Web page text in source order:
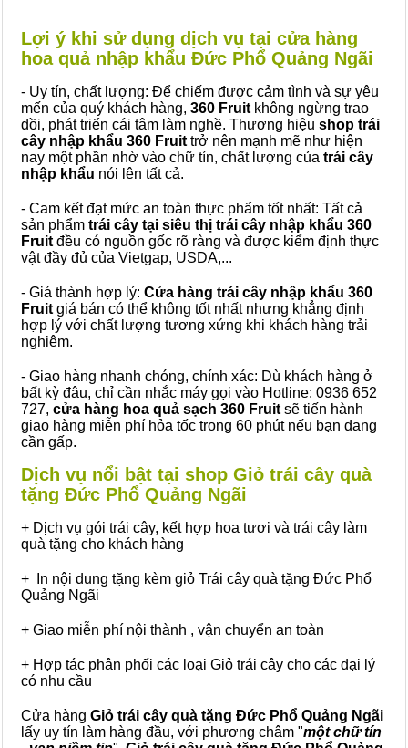
Lợi ý khi sử dụng dịch vụ tại cửa hàng
hoa quả nhập khẩu Đức Phổ Quảng Ngãi
- Uy tín, chất lượng: Để chiếm được cảm tình và sự yêu
mến của quý khách hàng, 360 Fruit không ngừng trao
dồi, phát triển cái tâm làm nghề. Thương hiệu shop trái
cây nhập khẩu 360 Fruit trở nên mạnh mẽ như hiện
nay một phần nhờ vào chữ tín, chất lượng của trái cây
nhập khẩu nói lên tất cả.
- Cam kết đạt mức an toàn thực phẩm tốt nhất: Tất cả
sản phẩm trái cây tại siêu thị trái cây nhập khẩu 360
Fruit đều có nguồn gốc rõ ràng và được kiểm định thực
vật đầy đủ của Vietgap, USDA,...
- Giá thành hợp lý: Cửa hàng trái cây nhập khẩu 360
Fruit giá bán có thể không tốt nhất nhưng khẳng định
hợp lý với chất lượng tương xứng khi khách hàng trải
nghiệm.
- Giao hàng nhanh chóng, chính xác: Dù khách hàng ở
bất kỳ đâu, chỉ cần nhắc máy gọi vào Hotline: 0936 652
727, cửa hàng hoa quả sạch 360 Fruit sẽ tiến hành
giao hàng miễn phí hỏa tốc trong 60 phút nếu bạn đang
cần gấp.
Dịch vụ nổi bật tại shop Giỏ trái cây quà
tặng Đức Phổ Quảng Ngãi
+ Dịch vụ gói trái cây, kết hợp hoa tươi và trái cây làm
quà tặng cho khách hàng
+ In nội dung tặng kèm giỏ Trái cây quà tặng Đức Phổ
Quảng Ngãi
+ Giao miễn phí nội thành , vận chuyển an toàn
+ Hợp tác phân phối các loại Giỏ trái cây cho các đại lý
có nhu cầu
Cửa hàng Giỏ trái cây quà tặng Đức Phổ Quảng Ngãi
lấy uy tín làm hàng đầu, với phương châm "một chữ tín